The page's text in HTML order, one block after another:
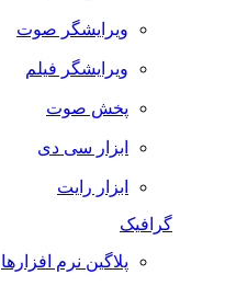
ویرایشگر صوت
ویرایشگر فیلم
پخش صوت
ابزار سی دی
ابزار رایت
گرافیک
پلاگین نرم افزارها